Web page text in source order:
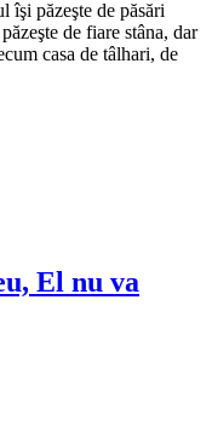
îşi păzeşte de păsări
de fiare stâna, dar
casa de tâlhari, de
El nu va